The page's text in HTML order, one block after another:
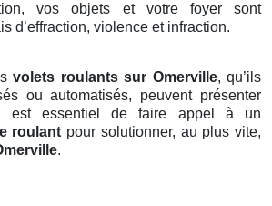
vos objets et votre foyer sont
d’effraction, violence et infraction.
volets roulants sur Omerville, qu’ils
ou automatisés, peuvent présenter
est essentiel de faire appel à un
roulantpour solutionner, au plus vite,
.